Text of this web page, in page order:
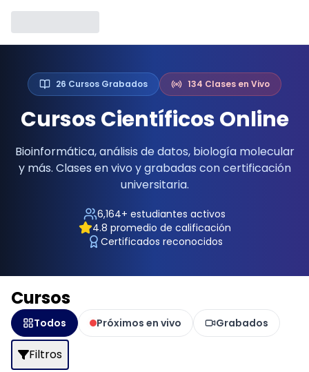
26 Cursos Grabados 134 Clases en Vivo
Cursos Científicos Online
Bioinformática, análisis de datos, biología molecular
y más. Clases en vivo y grabadas con certificación
universitaria.
6,164+ estudiantes activos
4.8 promedio de calificación
Certificados reconocidos
Cursos
Todos Próximos en vivo Grabados
Filtros